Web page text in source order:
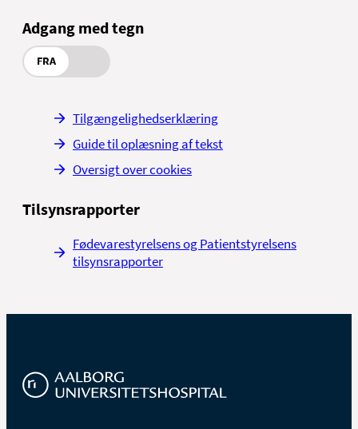
Adgang med tegn
FRA
Tilgængelighedserklæring
Guide til oplæsning af tekst
Oversigt over cookies
Tilsynsrapporter
Fødevarestyrelsens og Patientstyrelsens
tilsynsrapporter